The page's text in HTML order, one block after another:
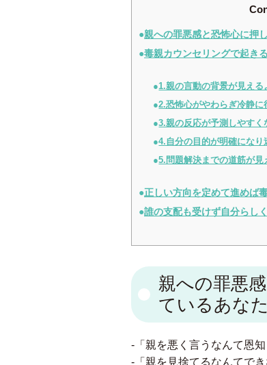
親への罪悪感と恐怖心に押
毒親カウンセリングで起き
1.親の言動の背景が見え
2.恐怖心がやわらぎ冷静に
3.親の反応が予測しやすく
4.自分の目的が明確にな
5.問題解決までの道筋が
正しい方向を定めて進めば
誰の支配も受けず自分らし
親への罪悪
ているあな
-「親を悪く言うなんて恩知
-「親を見捨てるなんてでき